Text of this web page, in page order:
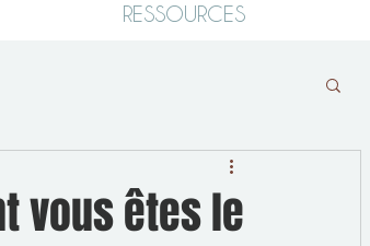
RESSOURCES
vous êtes le